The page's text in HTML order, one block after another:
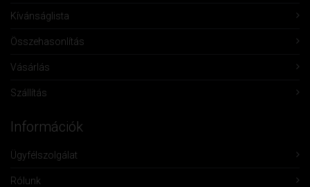
Kívánságlista
Összehasonlítás
Vásárlás
Szállítás
Információk
Ügyfélszolgálat
Rólunk